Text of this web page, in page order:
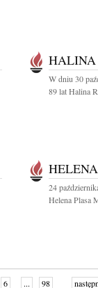
HALINA
W dniu 30
89 lat Halina
24
Helena Plasa
6 ... 98